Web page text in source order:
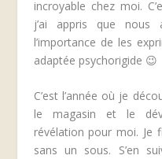
incroyable chez moi.
j’ai appris que
l’importance de les
adaptée psychorigide 😉
C’est l’année où je
le magasin et le
révélation pour moi. Je
sans un sous. S’en